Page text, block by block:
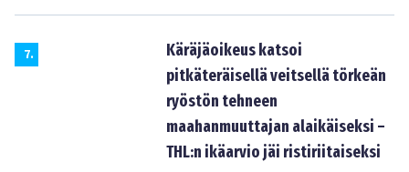
7.
Käräjäoikeus katsoi
pitkäteräisellä veitsellä törkeän
ryöstön tehneen
maahanmuuttajan alaikäiseksi –
THL:n ikäarvio jäi ristiriitaiseksi